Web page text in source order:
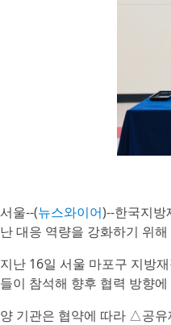
서울--(뉴스와이어)--한국지방
난 대응 역량을 강화하기 위
지난 16일 서울 마포구 지방
들이 참석해 향후 협력 방향
양 기관은 협약에 따라 △공